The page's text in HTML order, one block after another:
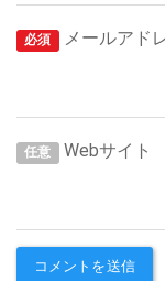
必須 メールアド
任意 Webサイト